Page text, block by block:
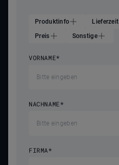
Produktinfo Lieferzeit
Preis
Sonstige
VORNAME*
NACHNAME*
FIRMA*